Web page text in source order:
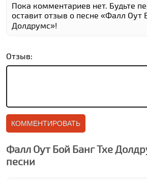
Пока комментариев нет. Будьте
оставит отзыв о песне «Фалл Оут
Долдрумс»!
Отзыв:
Фалл Оут Бой Банг Тхе
песни